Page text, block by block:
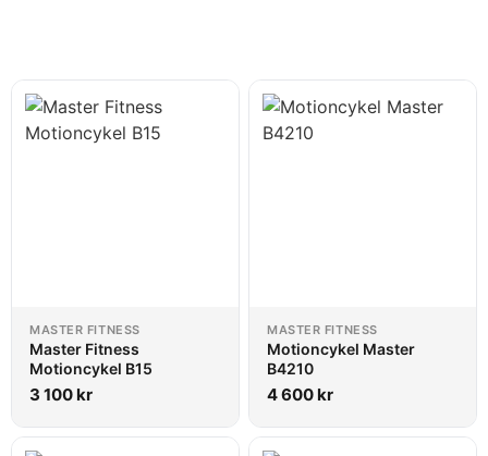
MASTER FITNESS
Master Fitness
Motioncykel B15
3 100kr
MASTER FITNESS
Motioncykel Master
B4210
4 600kr